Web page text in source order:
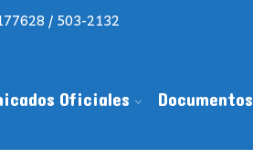
/ 503-2132
Oficiales Documentos